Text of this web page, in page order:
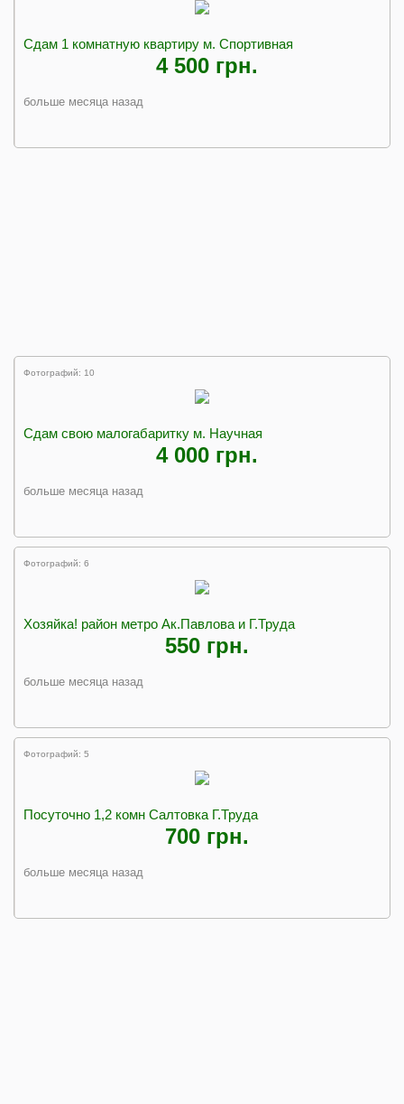
Сдам 1 комнатную квартиру м. Спортивная
4 500 грн.
больше месяца назад
Фотографий: 10
Сдам свою малогабаритку м. Научная
4 000 грн.
больше месяца назад
Фотографий: 6
Хозяйка! район метро Ак.Павлова и Г.Труда
550 грн.
больше месяца назад
Фотографий: 5
Посуточно 1,2 комн Салтовка Г.Труда
700 грн.
больше месяца назад